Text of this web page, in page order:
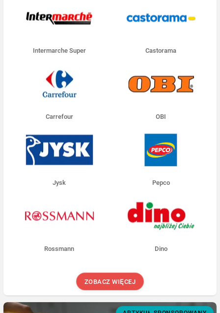
Intermarche Super Castorama
Carrefour OBI
Jysk Pepco
Rossmann Dino
ZOBACZ WIĘCEJ